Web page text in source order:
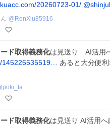
20260723-01/
@ RenXiu85916
ド取得義務化は見送り AI活用
145226535519…
あると大分便
poki_ta
ド取得義務化は見送り AI活用